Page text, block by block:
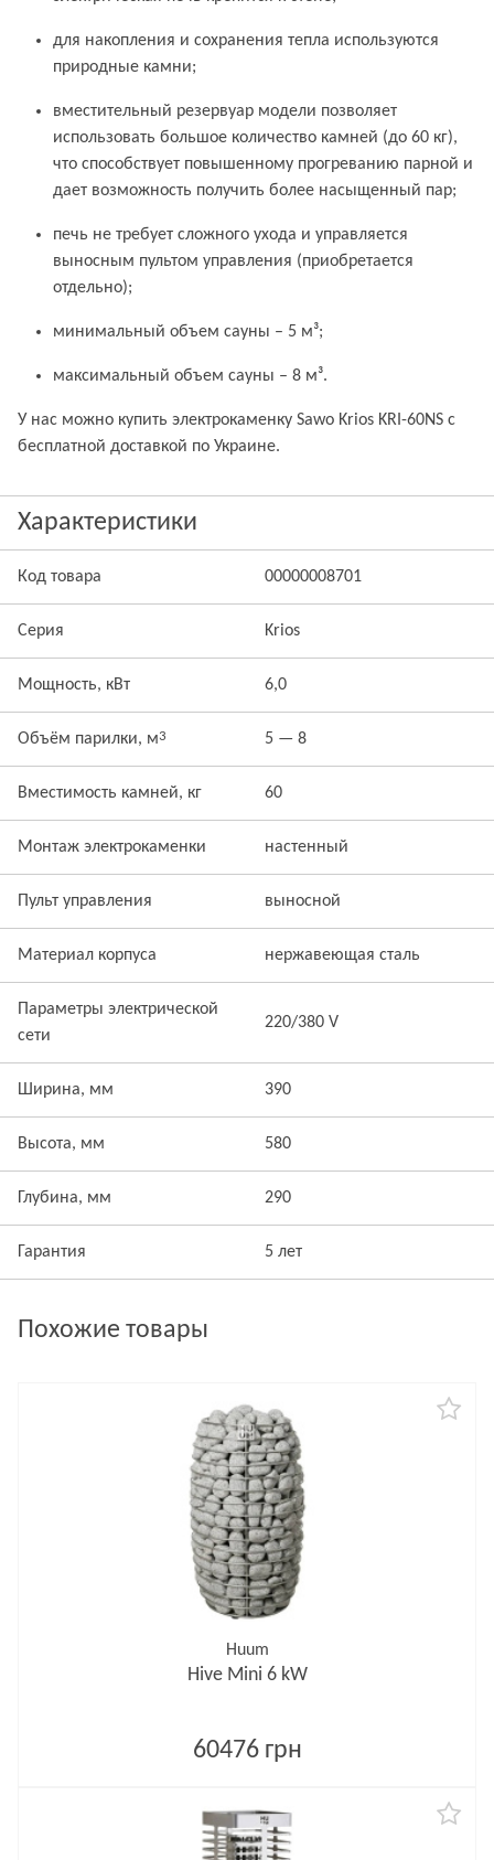
для накопления и сохранения тепла используются
природные камни;
вместительный резервуар модели позволяет
использовать большое количество камней (до 60 кг),
что способствует повышенному прогреванию парной и
дает возможность получить более насыщенный пар;
печь не требует сложного ухода и управляется
выносным пультом управления (приобретается
отдельно);
минимальный объем сауны – 5 м³;
максимальный объем сауны – 8 м³.
У нас можно купить электрокаменку Sawo Krios KRI-60NS с
бесплатной доставкой по Украине.
Характеристики
Код товара 00000008701
Серия Krios
Мощность, кВт 6,0
Объём парилки, м3 5 — 8
Вместимость камней, кг 60
Монтаж электрокаменки настенный
Пульт управления выносной
Материал корпуса нержавеющая сталь
Параметры электрической
сети
220/380 V
Ширина, мм 390
Высота, мм 580
Глубина, мм 290
Гарантия 5 лет
Похожие товары
Huum
Hive Mini 6 kW
60476 грн